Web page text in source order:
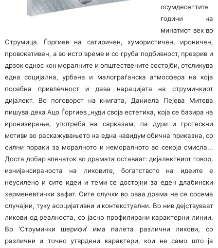
осумдесеттите
години на
минатиот век во
Струмица. Ѓоргиев на сатиричен, хумористичен, ироничен,
провокативен, а во исто време и со груба подбивност, презрив и
дрзок однос кон моралните и општествените состојби, отсликува
една социјална, урбана и малограѓанска атмосфера на која
посебна привлечност и дава нарацијата на струмичкиот
дијалект. Во поговорот на книгата, Даниела Пејева Митева
пишува дека Ацо Ѓоргиев „нуди своја естетика, која се базира на
иронизирање, употреба на сарказам, па дури и гротескни
мотиви во раскажувањето на една навидум обична приказна, со
силни пораки за моралното и неморал­ното во секоја смисла...
Доста добар впечаток во драмата оставаат: дијалектниот говор,
изнијансираноста на ликовите, богатството на идеите е
неусилено и сите идеи и теми се достојни за еден длабински
херменевтички зафат. Сите случки во оваа драма не се сосема
случајни, туку асоцијативни и контекстуални. Во нив дејствуваат
ликови од реалноста, со јасно профилирани карактерни линии.
Во ’Струмички шерифи‘ има палета различни ликови, со
различни и точно утврдени карактери, кои не само што ја